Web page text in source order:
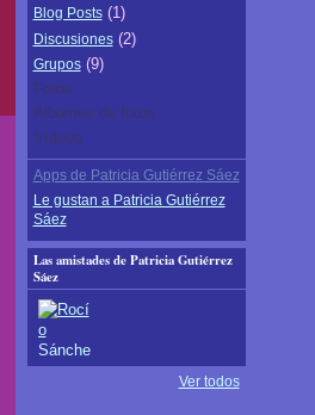
Blog Posts(1)
Discusiones(2)
Grupos(9)
Fotos
Álbumes de fotos
Vídeos
Apps de Patricia Gutiérrez Sáez
Le gustan a Patricia Gutiérrez
Sáez
Las amistades de Patricia Gutiérrez
Sáez
Ver todos